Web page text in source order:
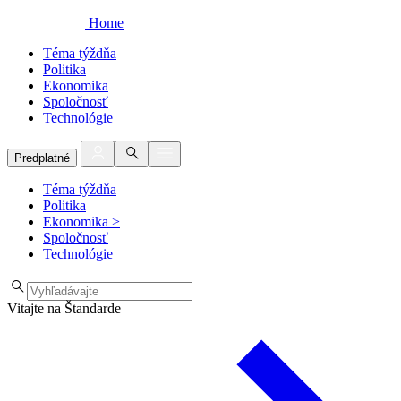
Home
Téma týždňa
Politika
Ekonomika
Spoločnosť
Technológie
Predplatné
Téma týždňa
Politika
Ekonomika >
Spoločnosť
Technológie
Vitajte na Štandarde